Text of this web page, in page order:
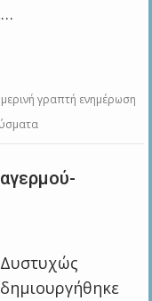
γραπτή ενημέρωση
Δυστυχώς
δημιουργήθηκε